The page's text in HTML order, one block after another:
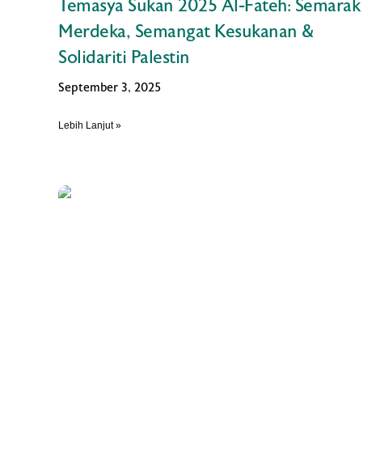
Temasya Sukan 2025 Al-Fateh: Semarak
Merdeka, Semangat Kesukanan &
Solidariti Palestin
September 3, 2025
Lebih Lanjut »